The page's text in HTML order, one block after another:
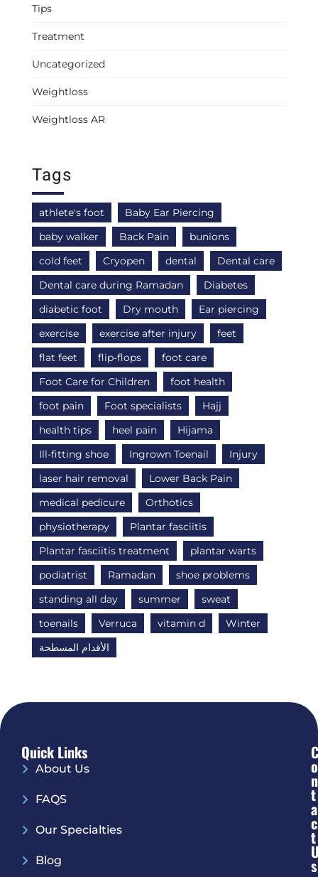
Tips
Treatment
Uncategorized
Weightloss
Weightloss AR
Tags
athlete's foot
Baby Ear Piercing
baby walker
Back Pain
bunions
cold feet
Cryopen dental
Dental care
Dental care during Ramadan
Diabetes
diabetic foot
Dry mouth
Ear piercing
exercise
exercise after injury
feet
flat feet
flip-flops
foot care
Foot Care for Children
foot health
foot pain
Foot specialists
Hajj
health tips
heel pain
Hijama
Ill-fitting shoe
Ingrown Toenail
Injury
laser hair removal
Lower Back Pain
medical pedicure
Orthotics
physiotherapy
Plantar fasciitis
Plantar fasciitis treatment
plantar warts
podiatrist
Ramadan
shoe problems
standing all day
summer
sweat
toenails
Verruca vitamin d
Winter
الأقدام المسطحة
Quick Links
About Us
FAQS
Our Specialties
Blog
C
O
N
T
A
C
T
S